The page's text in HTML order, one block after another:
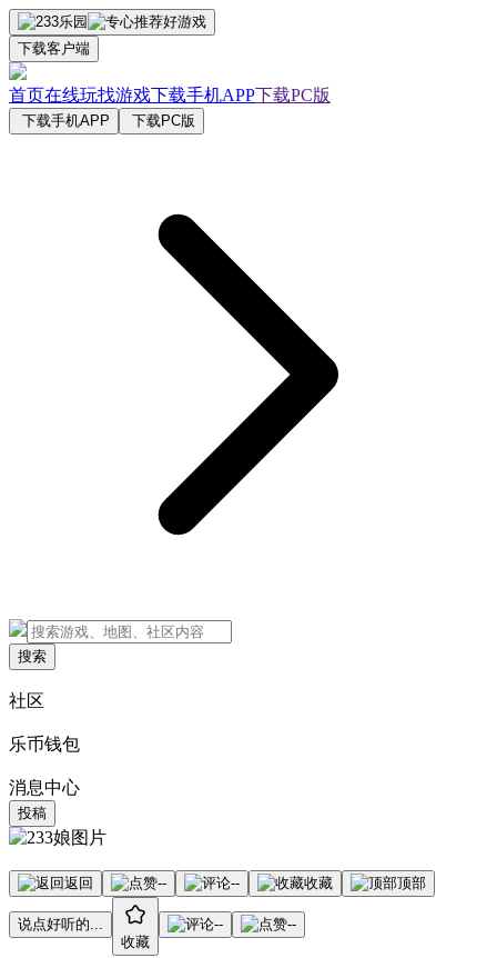
下载客户端
首页在线玩找游戏下载手机APP下载PC版
下载手机APP 下载PC版
搜索
社区
乐币钱包
消息中心
投稿
返回 -- -- 收藏 顶部
说点好听的...
收藏
-- --